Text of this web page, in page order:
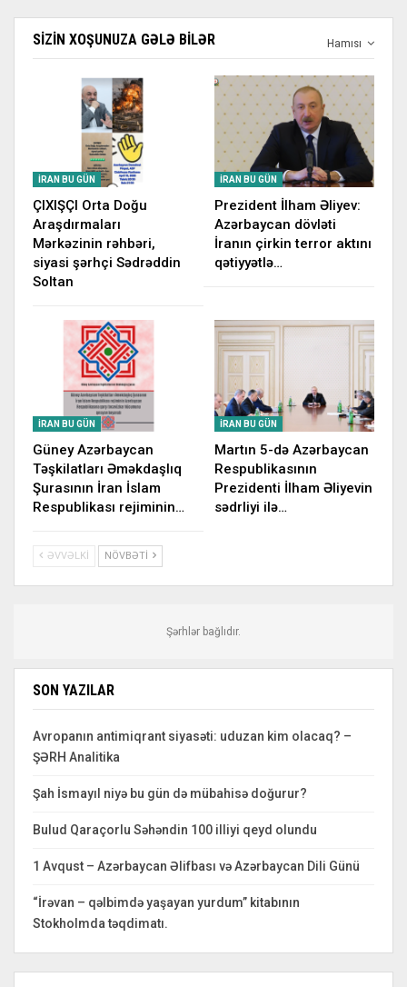
Hamısı
SIZIN XOŞUNUZA GƏLƏ BILƏR
İRAN BU GÜN
ÇIXIŞÇI Orta Doğu
Araşdırmaları
Mərkəzinin rəhbəri,
siyasi şərhçi Sədrəddin
Soltan
İRAN BU GÜN
Prezident İlham Əliyev:
Azərbaycan dövləti
İranın çirkin terror aktını
qətiyyətlə…
İRAN BU GÜN
Güney Azərbaycan
Təşkilatları Əməkdaşlıq
Şurasının İran İslam
Respublikası rejiminin…
İRAN BU GÜN
Martın 5-də Azərbaycan
Respublikasının
Prezidenti İlham Əliyevin
sədrliyi ilə…
ƏVVƏLKI NÖVBƏTI
Şərhlər bağlıdır.
SON YAZILAR
Avropanın antimiqrant siyasəti: uduzan kim olacaq? –
ŞƏRH Analitika
Şah İsmayıl niyə bu gün də mübahisə doğurur?
Bulud Qaraçorlu Səhəndin 100 illiyi qeyd olundu
1 Avqust – Azərbaycan Əlifbası və Azərbaycan Dili Günü
“İrəvan – qəlbimdə yaşayan yurdum” kitabının
Stokholmda təqdimatı.